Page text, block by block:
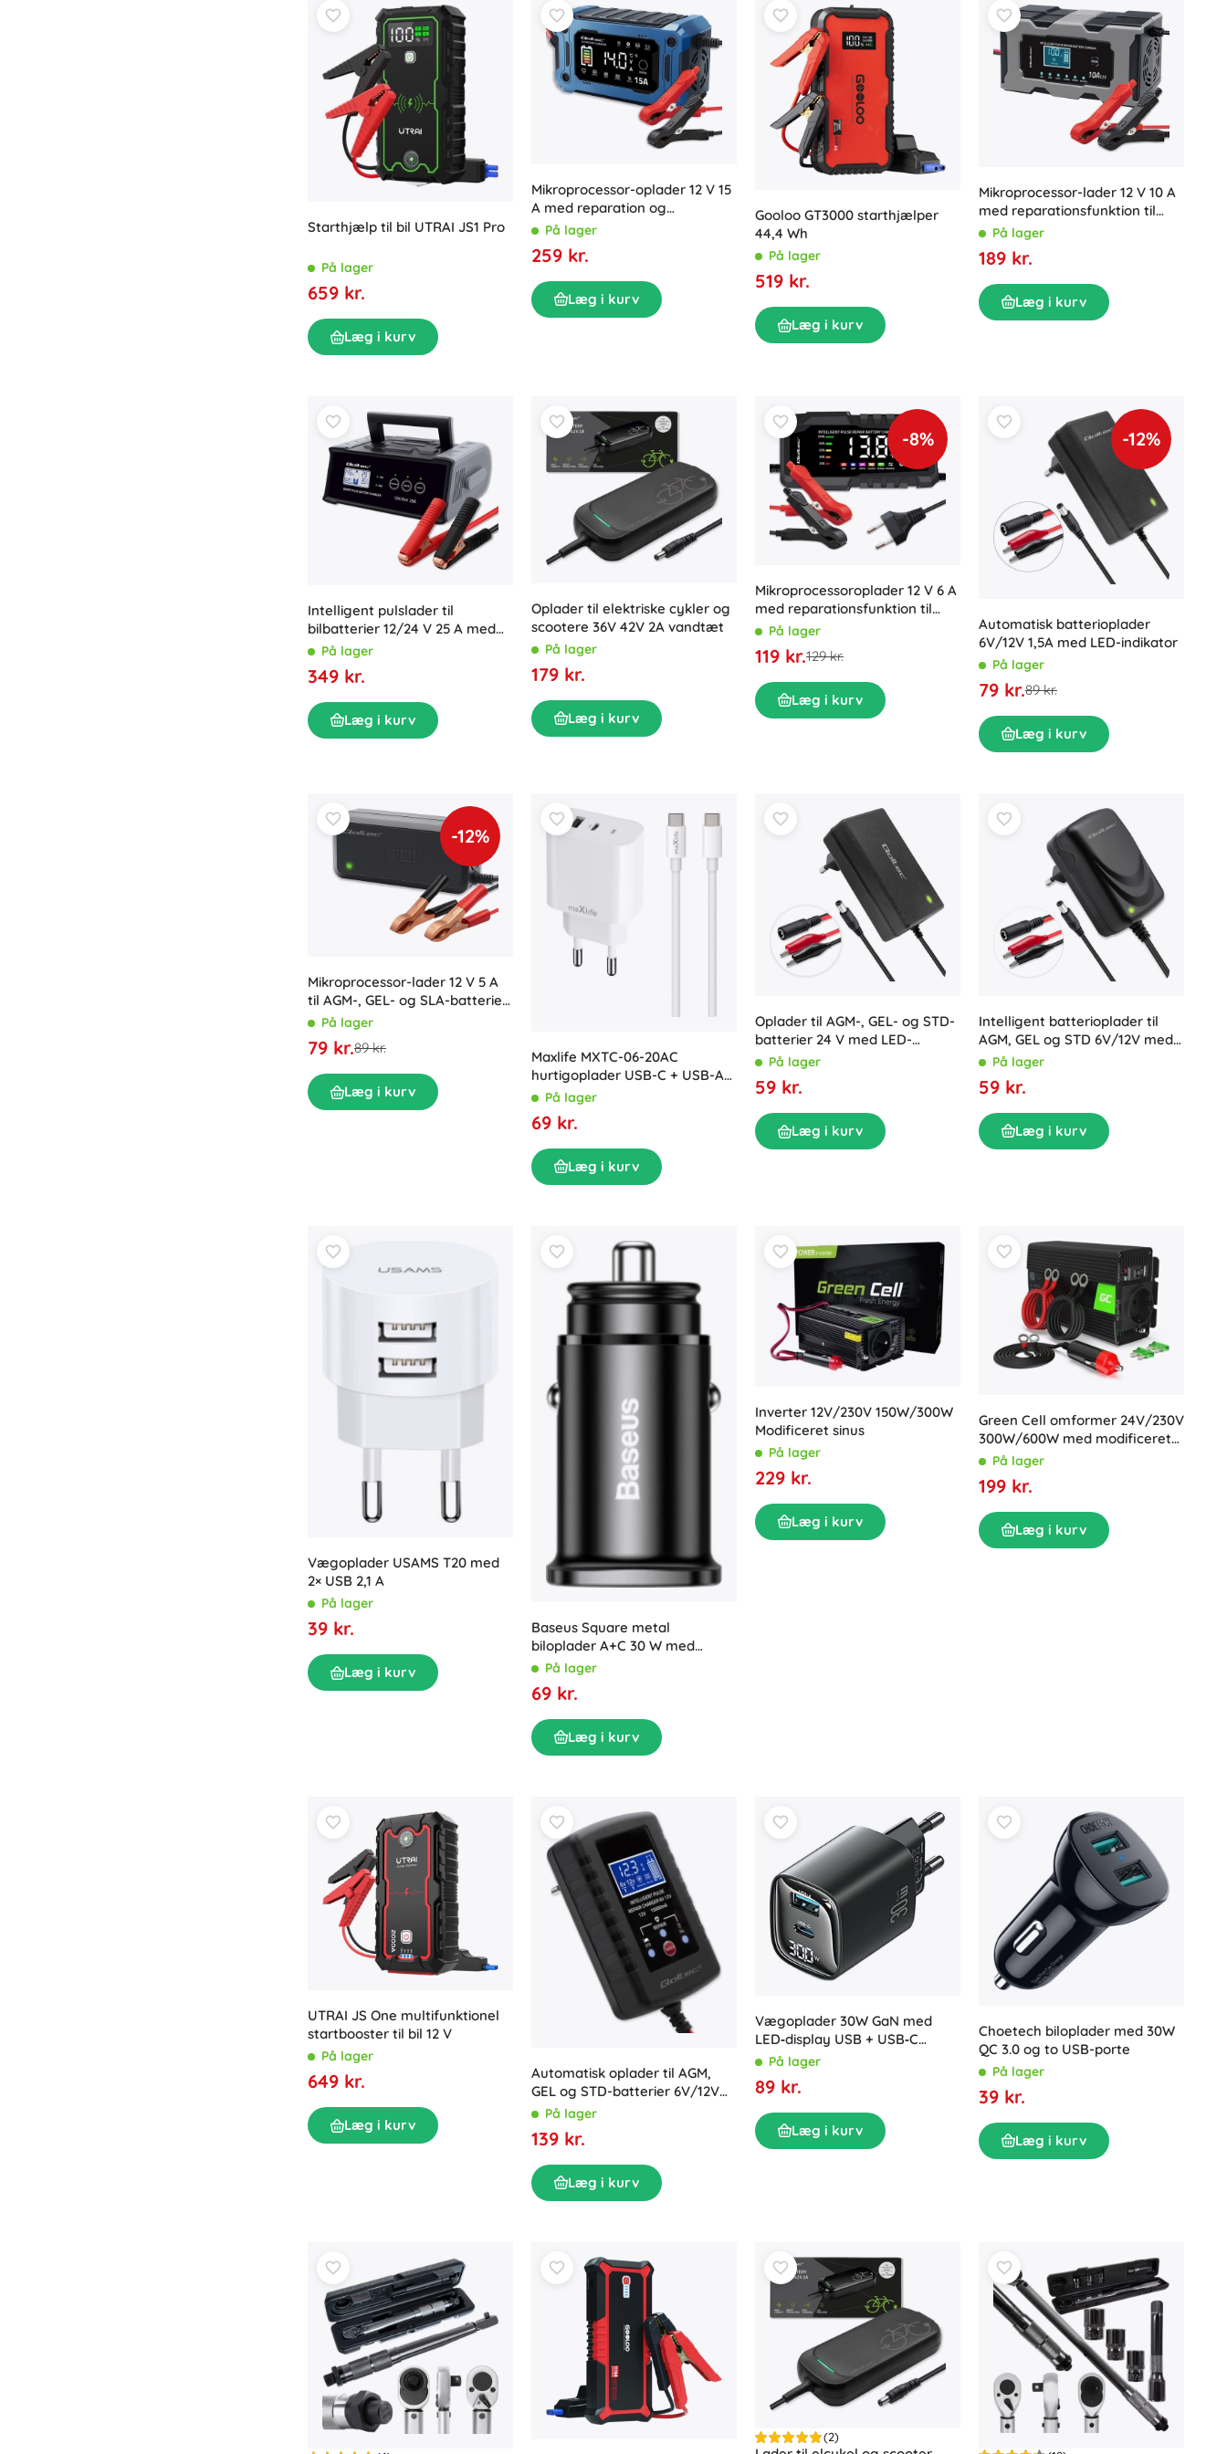
Starthjælp til bil UTRAI JS1 Pro
På lager
659 kr.
Læg i kurv
Mikroprocessor-oplader 12 V 15
A med reparation og
vedligeholdelse, LCD, til AGM,
På lager
259 kr.
Læg i kurv
Gooloo GT3000 starthjælper
44,4 Wh
På lager
519 kr.
Læg i kurv
Mikroprocessor-lader 12 V 10 A
med reparationsfunktion til
AGM, GEL og LiFePO4 batterier
På lager
189 kr.
Læg i kurv
Intelligent pulslader til
bilbatterier 12/24 V 25 A med
LCD og reparation – Qoltec
På lager
349 kr.
Læg i kurv
Oplader til elektriske cykler og
scootere 36V 42V 2A vandtæt
På lager
179 kr.
Læg i kurv
-8%
Mikroprocessoroplader 12 V 6 A
med reparationsfunktion til
AGM-, GEL- og LiFePO4-
På lager
119 kr.129 kr.
Læg i kurv
-12%
Automatisk batterioplader
6V/12V 1,5A med LED-indikator
På lager
79 kr.89 kr.
Læg i kurv
-12%
Mikroprocessor-lader 12 V 5 A
til AGM-, GEL- og SLA-batterier
– 6-trins opladning
På lager
79 kr.89 kr.
Læg i kurv
Maxlife MXTC-06-20AC
hurtigoplader USB-C + USB-A
20 W med USB-C/USB-C-kabel
På lager
69 kr.
Læg i kurv
Oplader til AGM-, GEL- og STD-
batterier 24 V med LED-
indikator og 1,8 m kabel
På lager
59 kr.
Læg i kurv
Intelligent batterioplader til
AGM, GEL og STD 6V/12V med
LED-indikator, 6 W, stik 5,5×2,1
På lager
59 kr.
Læg i kurv
Vægoplader USAMS T20 med
2× USB 2,1 A
På lager
39 kr.
Læg i kurv
Baseus Square metal
biloplader A+C 30 W med
hurtig opladning
På lager
69 kr.
Læg i kurv
Inverter 12V/230V 150W/300W
Modificeret sinus
På lager
229 kr.
Læg i kurv
Green Cell omformer 24V/230V
300W/600W med modificeret
sinusPå lager
199 kr.
Læg i kurv
UTRAI JS One multifunktionel
startbooster til bil 12 V
På lager
649 kr.
Læg i kurv
Automatisk oplader til AGM,
GEL og STD-batterier 6V/12V
med LED-display
På lager
139 kr.
Læg i kurv
Vægoplader 30W GaN med
LED‑display USB + USB‑C
USAMS CC229, sort
På lager
89 kr.
Læg i kurv
Choetech biloplader med 30W
QC 3.0 og to USB-porte
På lager
39 kr.
Læg i kurv
(2)